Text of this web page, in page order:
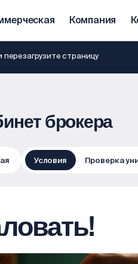
Компания
страницу
брокера
Условия Проверка